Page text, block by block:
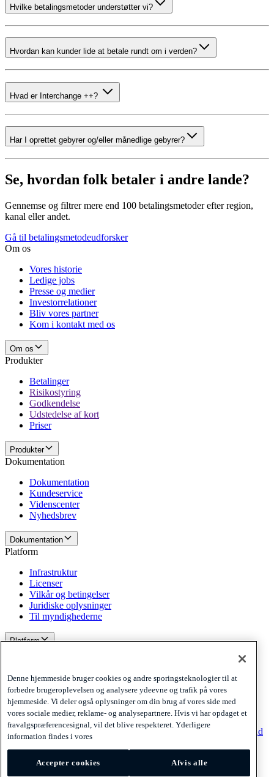
Hvilke betalingsmetoder understøtter vi?
Hvordan kan kunder lide at betale rundt om i verden?
Hvad er Interchange ++?
Har I oprettet gebyrer og/eller månedlige gebyrer?
Se, hvordan folk betaler i andre lande?
Gennemse og filtrer mere end 100 betalingsmetoder efter region,
kanal eller andet.
Gå til betalingsmetodeudforsker
Om os
Vores historie
Ledige jobs
Presse og medier
Investorrelationer
Bliv vores partner
Kom i kontakt med os
Om os
Produkter
Betalinger
Risikostyring
Godkendelse
Udstedelse af kort
Priser
Produkter
Dokumentation
Dokumentation
Kundeservice
Videnscenter
Nyhedsbrev
Dokumentation
Platform
Infrastruktur
Licenser
Vilkår og betingelser
Juridiske oplysninger
Til myndighederne
Platform
Privacy
Cookies
Disclaimer
Politikker og ansvarsfraskrivelse
Tilmeld dig vores nyhedsbrev Tilmeld dig vores nyhedsbrev
Tilmeld
dig vores nyhedsbrev
Privacy
Cookies
Denne hjemmeside bruger cookies og andre sporingsteknologier til at
forbedre brugeroplevelsen og analysere ydeevne og trafik på vores
hjemmeside. Vi deler også oplysninger om din brug af vores side med
vores sociale medier, reklame- og analysepartnere. Hvis vi har opdaget et
fravalgspræferencesignal, vil det blive respekteret. Yderligere
information findes i vores
Accepter cookies Afvis alle